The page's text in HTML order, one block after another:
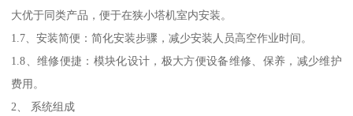
大优于同类产品，便于在狭小塔机室内安装。
1.7、安装简便：简化安装步骤，减少安装人员高空作业时间。
1.8、维修便捷：模块化设计，极大方便设备维修、保养，减少维护
费用。
2、 系统组成